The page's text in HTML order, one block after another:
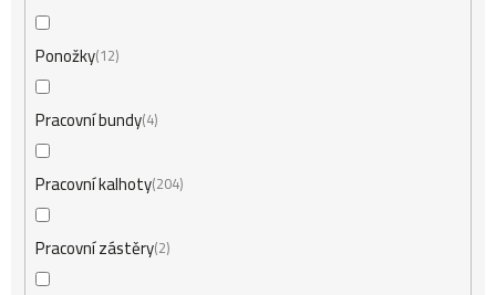
Ponožky 12
Pracovní bundy 4
Pracovní kalhoty 204
Pracovní zástěry 2